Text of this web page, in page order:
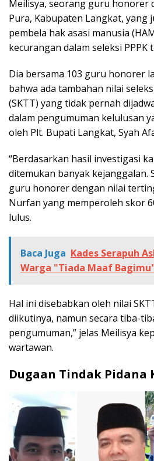
Meilisya, seorang guru honorer
Pura, Kabupaten Langkat, yang
pembela hak asasi manusia
kecurangan dalam seleksi PPPK
Dia bersama 103 guru honorer
bahwa ada tambahan nilai
(SKTT) yang tidak pernah
dalam pengumuman kelulusan
oleh Plt. Bupati Langkat, Syah
“Berdasarkan hasil investigasi
ditemukan banyak kejanggalan.
guru honorer dengan nilai
Nurfan yang memperoleh skor
lulus.
Baca Juga Kades Serapuh
Warga "Tiada Maaf
Hal ini disebabkan oleh nilai
diikutinya, namun secara tiba-
pengumuman,” jelas Meilisya
wartawan.
Dugaan Tindak Pidana